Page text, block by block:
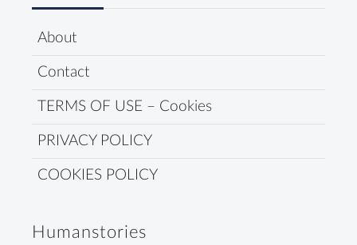
About
Contact
TERMS OF USE – Cookies
PRIVACY POLICY
COOKIES POLICY
Humanstories